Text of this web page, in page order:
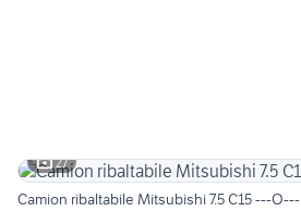
27
Camion ribaltabile Mitsubishi 7.5 C15 ---O---